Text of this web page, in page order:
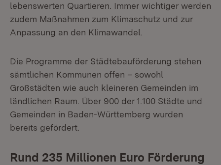
lebenswerten Quartieren. Immer wichtiger werden
zudem Maßnahmen zum Klimaschutz und zur
Anpassung an den Klimawandel.
Die Programme der Städtebauförderung stehen
sämtlichen Kommunen offen – sowohl
Großstädten wie auch kleineren Gemeinden im
ländlichen Raum. Über 900 der 1.100 Städte und
Gemeinden in Baden-Württemberg wurden
bereits gefördert.
Rund 235 Millionen Euro Förderung